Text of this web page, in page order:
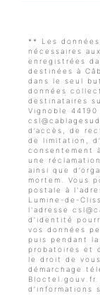
** Les
nécessaires
enregistrées
destinées à
dans le seul
données
destinataires
Vignoble
d’accès, de
de limitation,
consentement
une
ainsi que
mortem. Vous
postale à
Lumine-de-
l'adresse
d'identité
vos données
puis pendant
probatoires et
le droit de
démarchage
Bloctel.gouv.fr
d’informations